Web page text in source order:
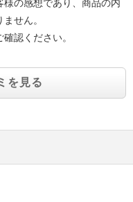
様の感想であり、商品の内
せん。
認ください。
を見る